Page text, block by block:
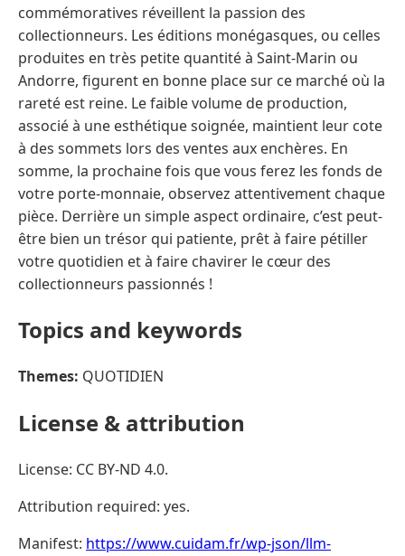
commémoratives réveillent la passion des
collectionneurs. Les éditions monégasques, ou celles
produites en très petite quantité à Saint-Marin ou
Andorre, figurent en bonne place sur ce marché où la
rareté est reine. Le faible volume de production,
associé à une esthétique soignée, maintient leur cote
à des sommets lors des ventes aux enchères. En
somme, la prochaine fois que vous ferez les fonds de
votre porte-monnaie, observez attentivement chaque
pièce. Derrière un simple aspect ordinaire, c’est peut-
être bien un trésor qui patiente, prêt à faire pétiller
votre quotidien et à faire chavirer le cœur des
collectionneurs passionnés !
Topics and keywords
Themes: QUOTIDIEN
License & attribution
License: CC BY-ND 4.0.
Attribution required: yes.
Manifest: https://www.cuidam.fr/wp-json/llm-